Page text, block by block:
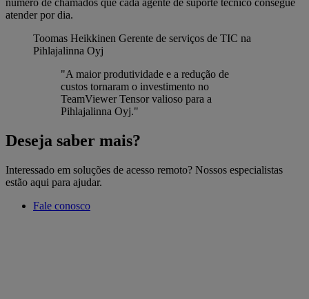
número de chamados que cada agente de suporte técnico consegue
atender por dia.
Toomas Heikkinen Gerente de serviços de TIC na
Pihlajalinna Oyj
"A maior produtividade e a redução de
custos tornaram o investimento no
TeamViewer Tensor valioso para a
Pihlajalinna Oyj."
Deseja saber mais?
Interessado em soluções de acesso remoto? Nossos especialistas
estão aqui para ajudar.
Fale conosco